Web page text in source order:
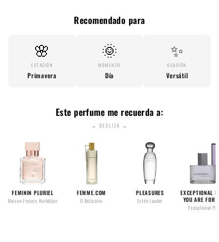
Recomendado para
🌸
ESTACIÓN
Primavera
🌞
MOMENTO
Día
✨
OCASIÓN
Versátil
Este perfume me recuerda a:
← DESLIZA →
FEMININ PLURIEL
Maison Francis Kurkdjian
FEMME.COM
O Boticário
PLEASURES
Estée Lauder
EXCEPTIONAL
YOU ARE FOR
Exceptional